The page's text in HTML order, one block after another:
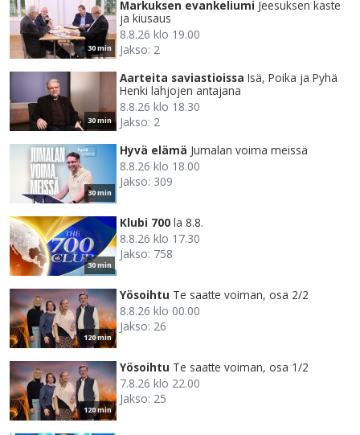
30 min
Markuksen evankeliumi Jeesuksen kaste
ja kiusaus
8.8.26 klo 19.00
Jakso: 2
30 min
Aarteita saviastioissa Isä, Poika ja Pyhä
Henki lahjojen antajana
8.8.26 klo 18.30
Jakso: 2
30 min
Hyvä elämä Jumalan voima meissä
8.8.26 klo 18.00
Jakso: 309
30 min
Klubi 700 la 8.8.
8.8.26 klo 17.30
Jakso: 758
120 min
Yösoihtu Te saatte voiman, osa 2/2
8.8.26 klo 00.00
Jakso: 26
120 min
Yösoihtu Te saatte voiman, osa 1/2
7.8.26 klo 22.00
Jakso: 25